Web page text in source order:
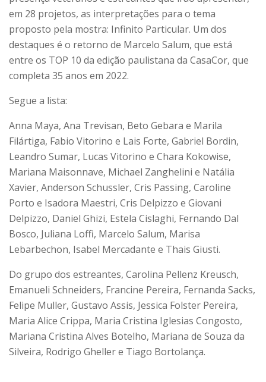
em 28 projetos, as interpretações para o tema
proposto pela mostra: Infinito Particular. Um dos
destaques é o retorno de Marcelo Salum, que está
entre os TOP 10 da edição paulistana da CasaCor, que
completa 35 anos em 2022.
Segue a lista:
Anna Maya, Ana Trevisan, Beto Gebara e Marila
Filártiga, Fabio Vitorino e Lais Forte, Gabriel Bordin,
Leandro Sumar, Lucas Vitorino e Chara Kokowise,
Mariana Maisonnave, Michael Zanghelini e Natália
Xavier, Anderson Schussler, Cris Passing, Caroline
Porto e Isadora Maestri, Cris Delpizzo e Giovani
Delpizzo, Daniel Ghizi, Estela Cislaghi, Fernando Dal
Bosco, Juliana Loffi, Marcelo Salum, Marisa
Lebarbechon, Isabel Mercadante e Thais Giusti.
Do grupo dos estreantes, Carolina Pellenz Kreusch,
Emanueli Schneiders, Francine Pereira, Fernanda Sacks,
Felipe Muller, Gustavo Assis, Jessica Folster Pereira,
Maria Alice Crippa, Maria Cristina Iglesias Congosto,
Mariana Cristina Alves Botelho, Mariana de Souza da
Silveira, Rodrigo Gheller e Tiago Bortolança.